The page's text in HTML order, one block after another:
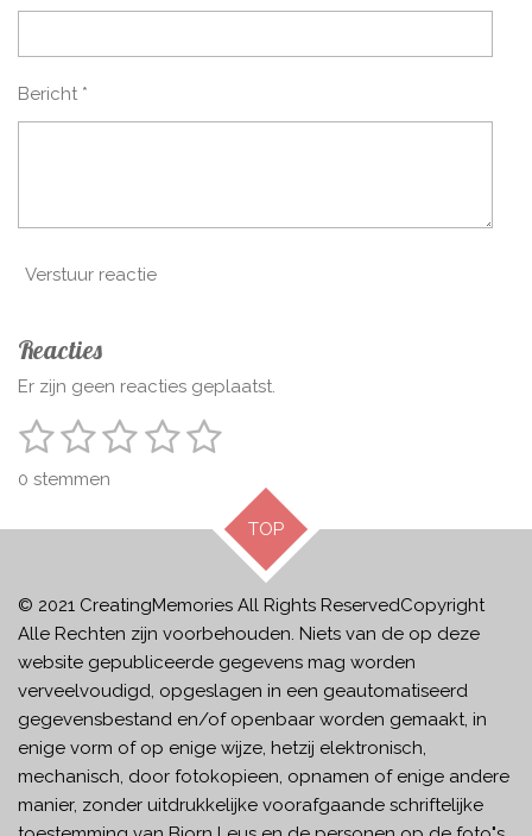
Bericht *
Verstuur reactie
Reacties
Er zijn geen reacties geplaatst.
R
a
t
:
0
s
t
e
r
r
e
n
1
s
r
2
s
r
e
n
3
s
r
e
n
4
r
r
e
n
5
r
e
n
S
m
e
n
0 stemmen
TOP
© 2021 CreatingMemories All Rights ReservedCopyright
Alle Rechten zijn voorbehouden. Niets van de op deze
website gepubliceerde gegevens mag worden
verveelvoudigd, opgeslagen in een geautomatiseerd
gegevensbestand en/of openbaar worden gemaakt, in
enige vorm of op enige wijze, hetzij elektronisch,
mechanisch, door fotokopieen, opnamen of enige andere
manier, zonder uitdrukkelijke voorafgaande schriftelijke